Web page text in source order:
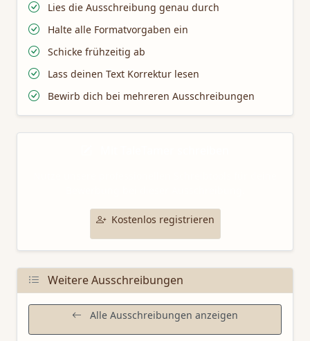
Lies die Ausschreibung genau durch
Halte alle Formatvorgaben ein
Schicke frühzeitig ab
Lass deinen Text Korrektur lesen
Bewirb dich bei mehreren Ausschreibungen
Kostenlos registrieren
Weitere Ausschreibungen
Alle Ausschreibungen anzeigen